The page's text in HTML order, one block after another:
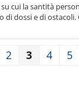
cui la santità
di dossi e di ostacoli.
2 3 4 5